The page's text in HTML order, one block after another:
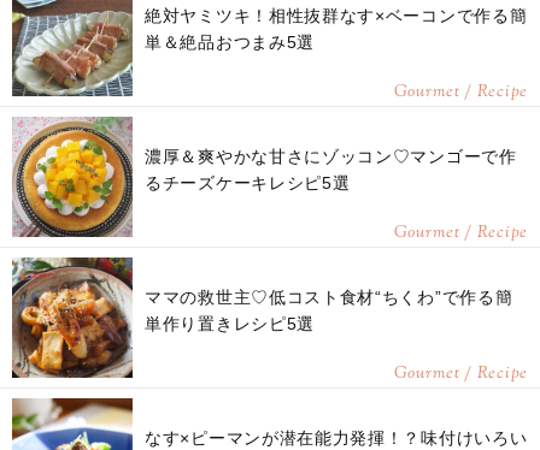
絶対ヤミツキ！相性抜群なす×ベーコンで作る簡
単＆絶品おつまみ5選
Gourmet / Recipe
濃厚＆爽やかな甘さにゾッコン♡マンゴーで作
るチーズケーキレシピ5選
Gourmet / Recipe
ママの救世主♡低コスト食材“ちくわ”で作る簡
単作り置きレシピ5選
Gourmet / Recipe
なす×ピーマンが潜在能力発揮！？味付けいろい